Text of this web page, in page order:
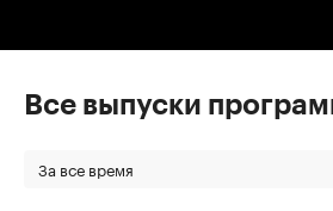
Все выпуски
За все время